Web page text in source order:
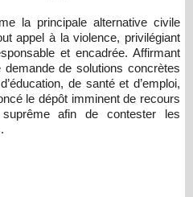
la principale alternative civile
appel à la violence, privilégiant
et encadrée. Affirmant
de solutions concrètes
de santé et d’emploi,
le dépôt imminent de recours
afin de contester les